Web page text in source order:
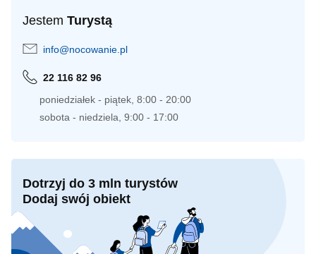
Jestem Turystą
info@nocowanie.pl
22 116 82 96
poniedziałek - piątek, 8:00 - 20:00
sobota - niedziela, 9:00 - 17:00
Dotrzyj do 3 mln turystów
Dodaj swój obiekt